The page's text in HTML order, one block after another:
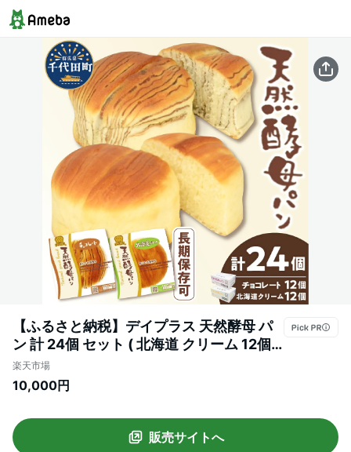
【ふるさと納税】デイプラス 天然酵母 パ
ン 計 24個 セット ( 北海道 クリーム 12個
チョコレート 12個 ) ロングライフパン 天
然酵母 十勝産 生乳 使用 ミルク風味 チョコ
ち 常温保存 長期保存 おすそ分け 群馬県 千
代田町
楽天市場
10,000円
販売サイトへ